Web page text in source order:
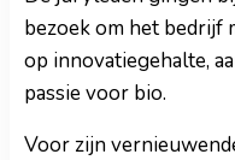
bezoek om het bedrijf
op innovatiegehalte,
passie voor bio.
Voor zijn